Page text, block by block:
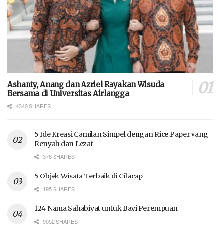
Ashanty, Anang dan Azriel Rayakan Wisuda
Bersama di Universitas Airlangga
4340 SHARES
5 Ide Kreasi Camilan Simpel dengan Rice Paper yang
Renyah dan Lezat
376 SHARES
5 Objek Wisata Terbaik di Cilacap
195 SHARES
124 Nama Sahabiyat untuk Bayi Perempuan
9052 SHARES